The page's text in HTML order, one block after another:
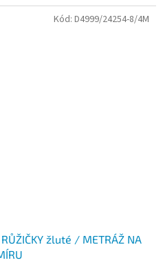
žluté / METRÁŽ NA
Kód: D4999/24254-8/4M